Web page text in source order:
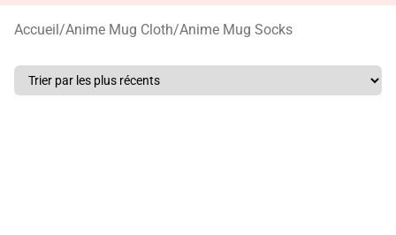
Accueil/Anime Mug Cloth/Anime Mug Socks